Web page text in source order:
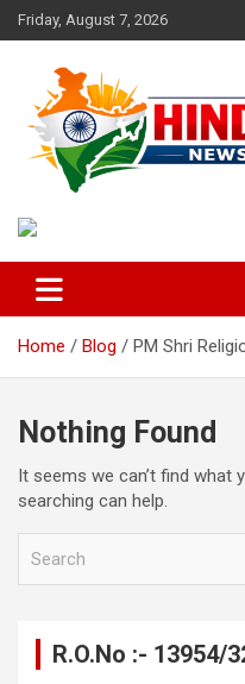
Skip
to
Friday, August 7, 2026
Hindustan
Home Blog PM Shri
Nothing Found
It seems we can’t find what
searching can help.
R.O.No :- 13954/